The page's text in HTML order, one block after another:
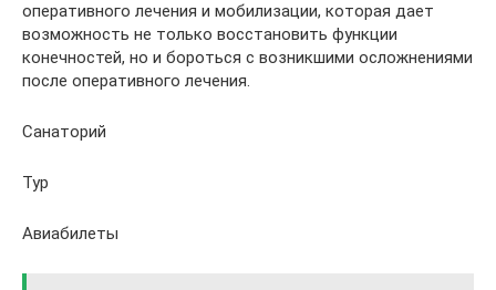
оперативного лечения и мобилизации, которая дает
возможность не только восстановить функции
конечностей, но и бороться с возникшими осложнениями
после оперативного лечения.
Санаторий
Тур
Авиабилеты